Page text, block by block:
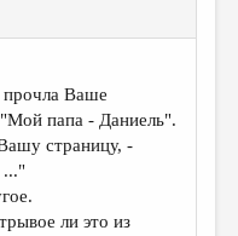
Ваше
"Мой папа - Даниель".
страницу, -
..."
ли это из